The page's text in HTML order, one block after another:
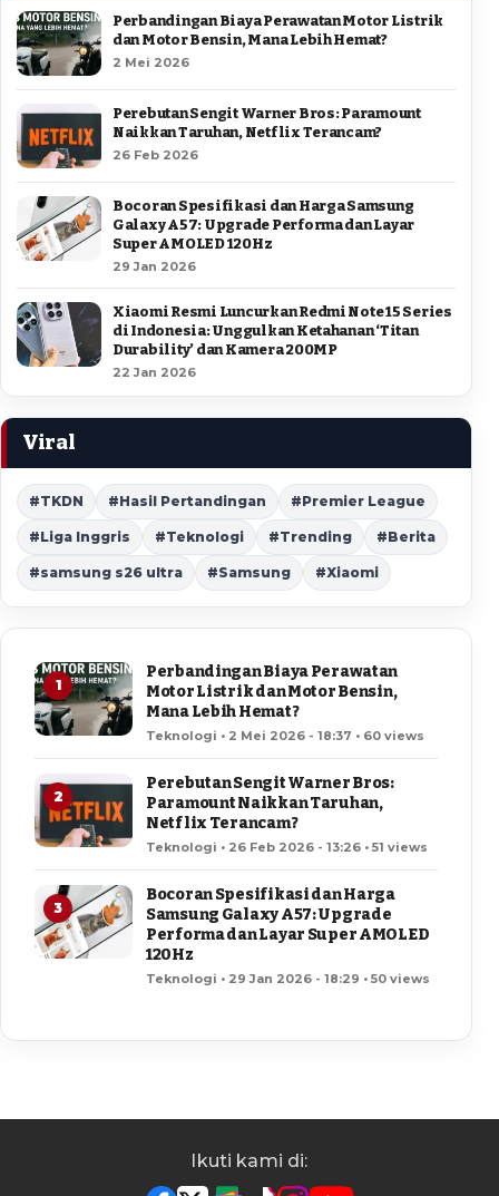
Perbandingan Biaya Perawatan Motor Listrik
dan Motor Bensin, Mana Lebih Hemat?
2 Mei 2026
Perebutan Sengit Warner Bros: Paramount
Naikkan Taruhan, Netflix Terancam?
26 Feb 2026
Bocoran Spesifikasi dan Harga Samsung
Galaxy A57: Upgrade Performa dan Layar
Super AMOLED 120Hz
29 Jan 2026
Xiaomi Resmi Luncurkan Redmi Note 15 Series
di Indonesia: Unggulkan Ketahanan ‘Titan
Durability’ dan Kamera 200MP
22 Jan 2026
Viral
#TKDN #Hasil Pertandingan #Premier League
#Liga Inggris #Teknologi #Trending #Berita
#samsung s26 ultra #Samsung #Xiaomi
1
Perbandingan Biaya Perawatan
Motor Listrik dan Motor Bensin,
Mana Lebih Hemat?
Teknologi • 2 Mei 2026 - 18:37 • 60 views
2
Perebutan Sengit Warner Bros:
Paramount Naikkan Taruhan,
Netflix Terancam?
Teknologi • 26 Feb 2026 - 13:26 • 51 views
3
Bocoran Spesifikasi dan Harga
Samsung Galaxy A57: Upgrade
Performa dan Layar Super AMOLED
120Hz
Teknologi • 29 Jan 2026 - 18:29 • 50 views
Ikuti kami di: